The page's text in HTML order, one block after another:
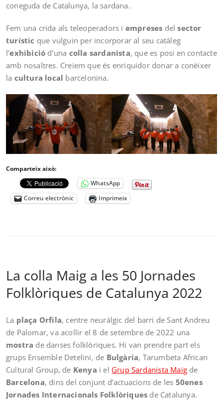
coneguda de Catalunya, la sardana.
Fem una crida als teleoperadors i empreses delsector
turístic que vulguin per incorporar al seu catàleg
l’exhibició d’una colla sardanista, que es posi en contacte
amb nosaltres. Creiem que és enriquidor donar a conèixer
la cultura local barcelonina.
Comparteix això:
WhatsApp
Correu electrònic
Imprimeix
La colla Maig a les 50 Jornades
Folklòriques de Catalunya 2022
La plaça Orfila, centre neuràlgic del barri de Sant Andreu
de Palomar, va acollir el 8 de setembre de 2022 una
mostra de danses folklòriques. Hi van prendre part els
grups Ensemble Detelini, de Bulgària, Tarumbeta African
Cultural Group, de Kenya i el Grup Sardanista Maig de
Barcelona, dins del conjunt d’actuacions de les 50enes
Jornades Internacionals Folklòriques de Catalunya.